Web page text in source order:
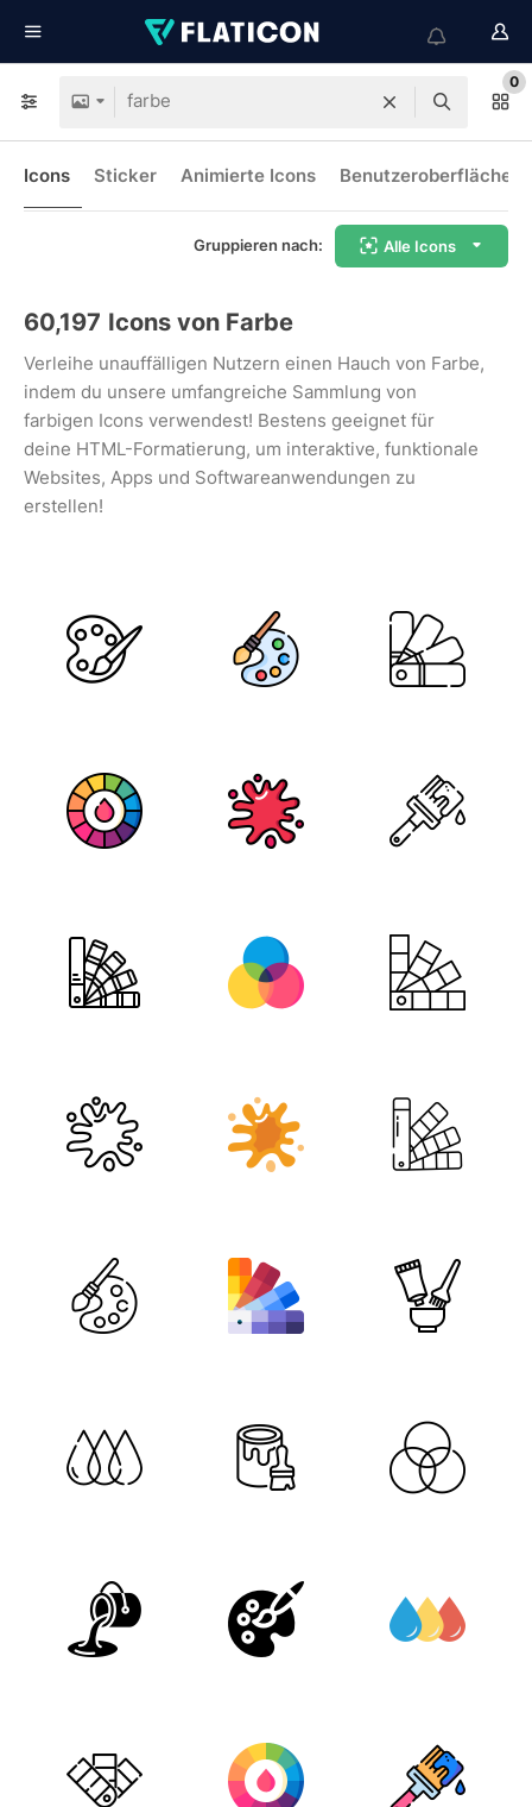
0
Icons Sticker Animierte Icons
Gruppieren nach: Alle Icons
60,197 Icons von Farbe
Verleihe unauffälligen Nutzern einen Hauch von Farbe,
indem du unsere umfangreiche Sammlung von
farbigen Icons verwendest! Bestens geeignet für
deine HTML-Formatierung, um interaktive, funktionale
Websites, Apps und Softwareanwendungen zu
erstellen!